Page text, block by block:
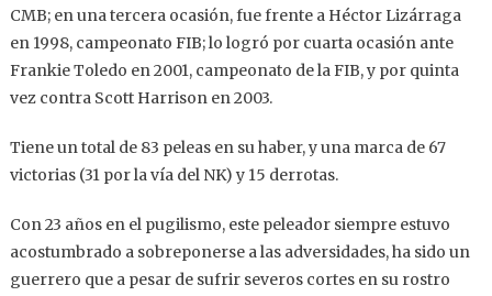
CMB; en una tercera ocasión, fue frente a Héctor Lizárraga
en 1998, campeonato FIB; lo logró por cuarta ocasión ante
Frankie Toledo en 2001, campeonato de la FIB, y por quinta
vez contra Scott Harrison en 2003.
Tiene un total de 83 peleas en su haber, y una marca de 67
victorias (31 por la vía del NK) y 15 derrotas.
Con 23 años en el pugilismo, este peleador siempre estuvo
acostumbrado a sobreponerse a las adversidades, ha sido un
guerrero que a pesar de sufrir severos cortes en su rostro